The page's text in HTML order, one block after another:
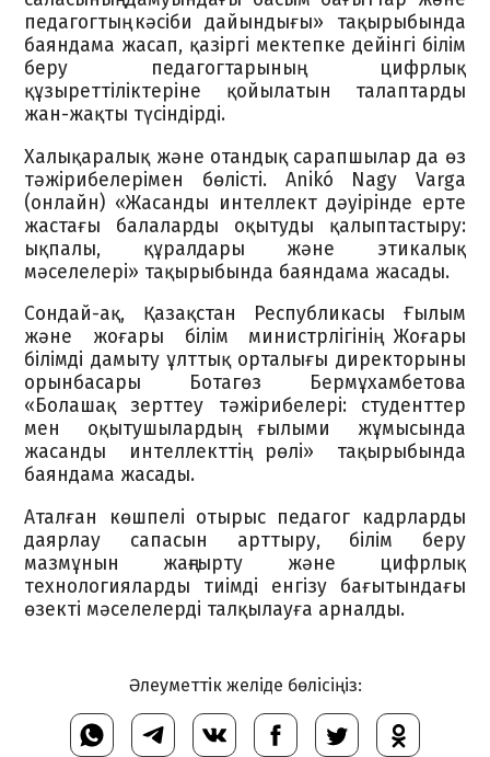
Әлеуметтік желіде бөлісіңіз:
педагогтың кәсіби дайындығы» тақырыбында
баяндама жасап, қазіргі мектепке дейінгі білім
беру педагогтарының цифрлық
құзыреттіліктеріне қойылатын талаптарды
жан-жақты түсіндірді.
Халықаралық және отандық сарапшылар да өз
тәжірибелерімен бөлісті. Anikó Nagy Varga
(онлайн) «Жасанды интеллект дәуірінде ерте
жастағы балаларды оқытуды қалыптастыру:
ықпалы, құралдары және этикалық
мәселелері» тақырыбында баяндама жасады.
Сондай-ақ, Қазақстан Республикасы Ғылым
және жоғары білім министрлігінің Жоғары
білімді дамыту ұлттық орталығы директорының
орынбасары Ботагөз Бермұхамбетова
«Болашақ зерттеу тәжірибелері: студенттер
мен оқытушылардың ғылыми жұмысында
жасанды интеллекттің рөлі» тақырыбында
баяндама жасады.
Аталған көшпелі отырыс педагог кадрларды
даярлау сапасын арттыру, білім беру
мазмұнын жаңғырту және цифрлық
технологияларды тиімді енгізу бағытындағы
өзекті мәселелерді талқылауға арналды.